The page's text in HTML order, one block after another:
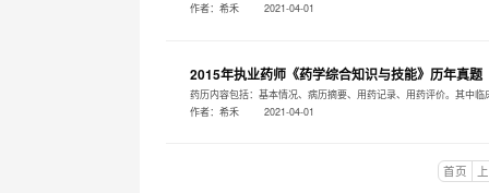
作者：希禾
2021-04-01
2015年执业药师《药学综合知识与技能》历年真题
药历内容包括：基本情况、病历摘要、用药记录、用药评价。其中
作者：希禾
2021-04-01
首页